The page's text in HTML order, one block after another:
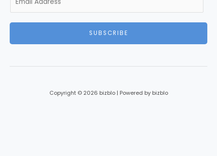
m
SUBSCRIBE
Copyright © 2026 bizblo | Powered by bizblo